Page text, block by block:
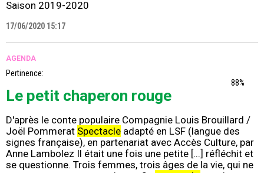
Saison 2019-2020
17/06/2020 15:17
AGENDA
Pertinence:
88%
Le petit chaperon rouge
D'après le conte populaire Compagnie Louis Brouillard /
Joël Pommerat Spectacle adapté en LSF (langue des
signes française), en partenariat avec Accès Culture, par
Anne Lambolez Il était une fois une petite [...] réfléchit et
se questionne. Trois femmes, trois âges de la vie, qui ne